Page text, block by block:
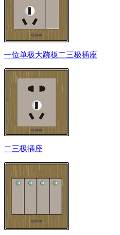
一位单极大跷板二三极插座
二三极插座